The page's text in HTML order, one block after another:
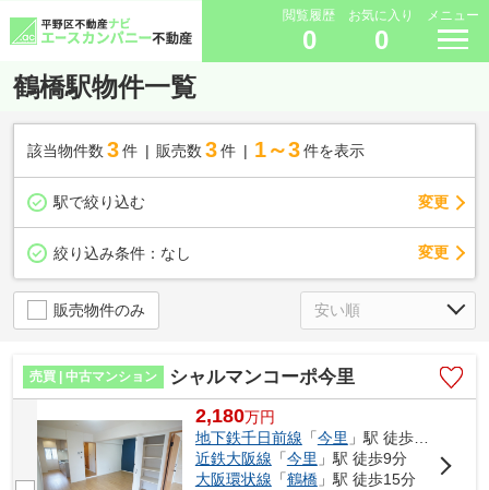
閲覧履歴
0
お気に入り
0
メニュー
鶴橋駅物件一覧
該当物件数 3件 販売数 3 件 1～3 件を表示
駅で絞り込む 変更
絞り込み条件： なし 変更
販売物件のみ
売買 | 中古マンション シャルマンコーポ今里
2,180万円
地下鉄千日前線 「今里 」駅 徒歩6分
近鉄大阪線 「今里 」駅 徒歩9分
大阪環状線 「鶴橋」駅 徒歩15分